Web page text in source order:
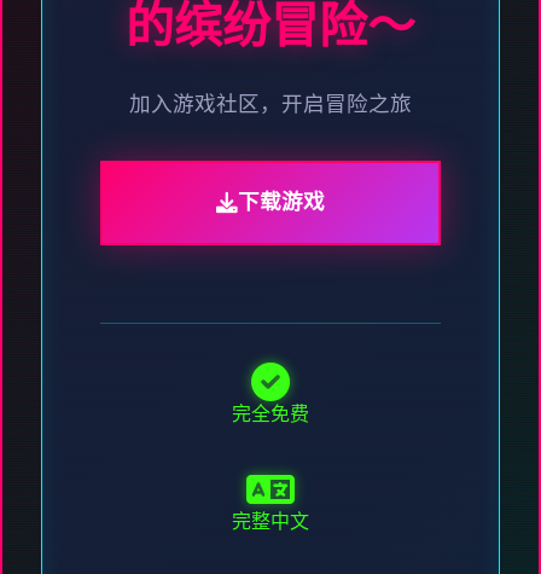
的缤纷冒险～
加入游戏社区，开启冒险之旅
下载游戏
完全免费
完整中文